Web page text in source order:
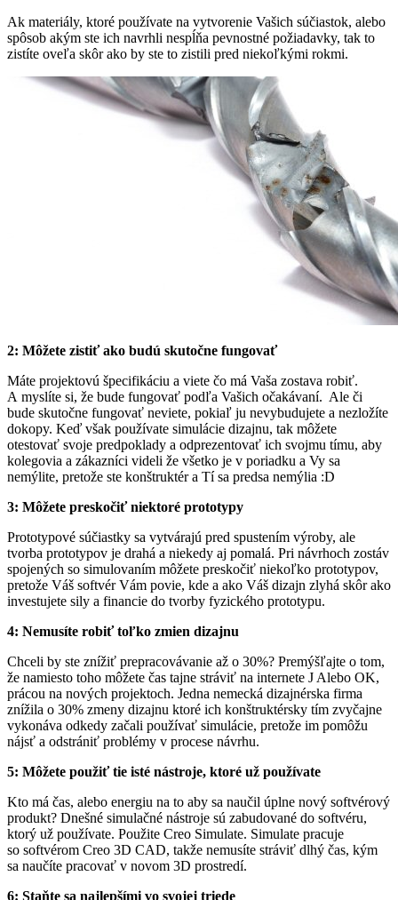
Ak materiály, ktoré používate na vytvorenie Vašich súčiastok, alebo
spôsob akým ste ich navrhli nespĺňa pevnostné požiadavky, tak to
zistíte oveľa skôr ako by ste to zistili pred niekoľkými rokmi.
2: Môžete zistiť ako budú skutočne fungovať
Máte projektovú špecifikáciu a viete čo má Vaša zostava robiť.
A myslíte si, že bude fungovať podľa Vašich očakávaní. Ale či
bude skutočne fungovať neviete, pokiaľ ju nevybudujete a nezložíte
dokopy. Keď však používate simulácie dizajnu, tak môžete
otestovať svoje predpoklady a odprezentovať ich svojmu tímu, aby
kolegovia a zákazníci videli že všetko je v poriadku a Vy sa
nemýlite, pretože ste konštruktér a Tí sa predsa nemýlia :D
3: Môžete preskočiť niektoré prototypy
Prototypové súčiastky sa vytvárajú pred spustením výroby, ale
tvorba prototypov je drahá a niekedy aj pomalá. Pri návrhoch zostáv
spojených so simulovaním môžete preskočiť niekoľko prototypov,
pretože Váš softvér Vám povie, kde a ako Váš dizajn zlyhá skôr ako
investujete sily a financie do tvorby fyzického prototypu.
4: Nemusíte robiť toľko zmien dizajnu
Chceli by ste znížiť prepracovávanie až o 30%? Premýšľajte o tom,
že namiesto toho môžete čas tajne stráviť na internete J Alebo OK,
prácou na nových projektoch. Jedna nemecká dizajnérska firma
znížila o 30% zmeny dizajnu ktoré ich konštruktérsky tím zvyčajne
vykonáva odkedy začali používať simulácie, pretože im pomôžu
nájsť a odstrániť problémy v procese návrhu.
5: Môžete použiť tie isté nástroje, ktoré už používate
Kto má čas, alebo energiu na to aby sa naučil úplne nový softvérový
produkt? Dnešné simulačné nástroje sú zabudované do softvéru,
ktorý už používate. Použite Creo Simulate. Simulate pracuje
so softvérom Creo 3D CAD, takže nemusíte stráviť dlhý čas, kým
sa naučíte pracovať v novom 3D prostredí.
6: Staňte sa najlepšími vo svojej triede